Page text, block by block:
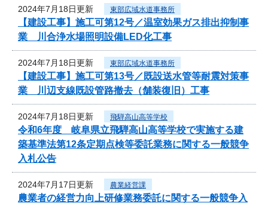
2024年7月18日更新 東部広域水道事務所
【建設工事】施工可第12号／温室効果ガス排出抑制事
業 川合浄水場照明設備LED化工事
2024年7月18日更新 東部広域水道事務所
【建設工事】施工可第13号／既設送水管等耐震対策事
業 川辺支線既設管路撤去（舗装復旧）工事
2024年7月18日更新 飛騨高山高等学校
令和6年度 岐阜県立飛騨高山高等学校で実施する建
築基準法第12条定期点検等委託業務に関する一般競争
入札公告
2024年7月17日更新 農業経営課
農業者の経営力向上研修業務委託に関する一般競争入